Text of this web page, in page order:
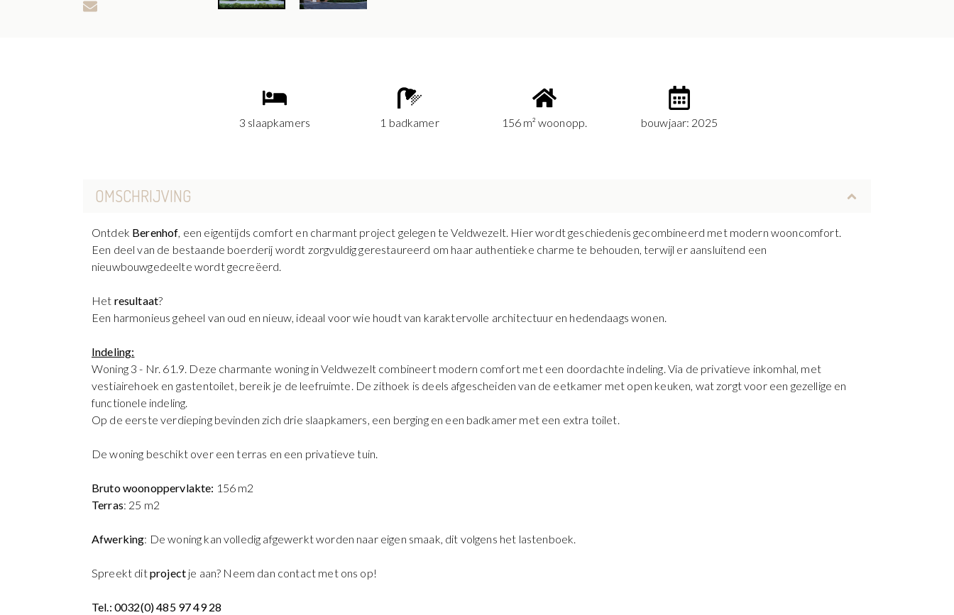
3 slaapkamers 1 badkamer 156 m² woonopp. bouwjaar: 2025
OMSCHRIJVING
Ontdek Berenhof, een eigentijds comfort en charmant project gelegen te Veldwezelt. Hier wordt geschiedenis gecombineerd met modern wooncomfort.
Een deel van de bestaande boerderij wordt zorgvuldig gerestaureerd om haar authentieke charme te behouden, terwijl er aansluitend een
nieuwbouwgedeelte wordt gecreëerd.
Het resultaat?
Een harmonieus geheel van oud en nieuw, ideaal voor wie houdt van karaktervolle architectuur en hedendaags wonen.
Indeling:
Woning 3 - Nr. 61.9. Deze charmante woning in Veldwezelt combineert modern comfort met een doordachte indeling. Via de privatieve inkomhal, met
vestiairehoek en gastentoilet, bereik je de leefruimte. De zithoek is deels afgescheiden van de eetkamer met open keuken, wat zorgt voor een gezellige en
functionele indeling.
Op de eerste verdieping bevinden zich drie slaapkamers, een berging en een badkamer met een extra toilet.
De woning beschikt over een terras en een privatieve tuin.
Bruto woonoppervlakte: 156 m2
Terras: 25 m2
Afwerking: De woning kan volledig afgewerkt worden naar eigen smaak, dit volgens het lastenboek.
Spreekt ditproject je aan? Neem dan contact met ons op!
Tel.: 0032(0) 485 97 49 28